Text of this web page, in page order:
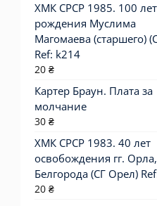
ХМК СРСР 1985. 100
рождения Муслима
Магомаева (старшего)
Ref: k214
20 ₴
Картер Браун. Плата за
молчание
30 ₴
ХМК СРСР 1983. 40 лет
освобождения гг. Орла,
Белгорода (СГ Орел)
20 ₴